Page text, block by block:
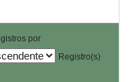
por
Registro(s)